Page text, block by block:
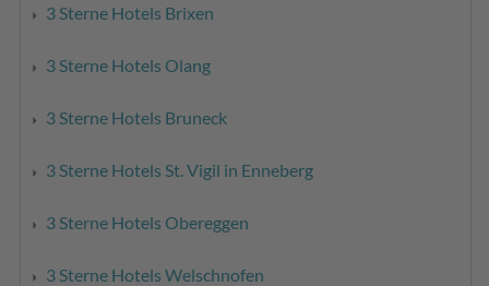
3 Sterne Hotels Brixen
3 Sterne Hotels Olang
3 Sterne Hotels Bruneck
3 Sterne Hotels St. Vigil in Enneberg
3 Sterne Hotels Obereggen
3 Sterne Hotels Welschnofen